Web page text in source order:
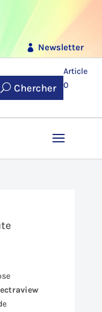
Newsletter
Chercher
Article
0